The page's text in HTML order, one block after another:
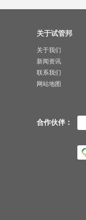
关于试管邦
关于我们
新闻资讯
联系我们
网站地图
合作伙伴：